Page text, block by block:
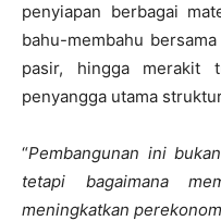
penyiapan berbagai
bahu-membahu
pasir, hingga merakit
penyangga utama
“Pembangunan ini
tetapi bagaimana
meningkatkan